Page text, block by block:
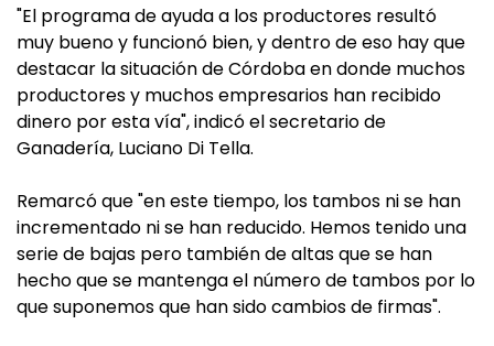
"El programa de ayuda a los productores resultó
muy bueno y funcionó bien, y dentro de eso hay que
destacar la situación de Córdoba en donde muchos
productores y muchos empresarios han recibido
dinero por esta vía", indicó el secretario de
Ganadería, Luciano Di Tella.
Remarcó que "en este tiempo, los tambos ni se han
incrementado ni se han reducido. Hemos tenido una
serie de bajas pero también de altas que se han
hecho que se mantenga el número de tambos por lo
que suponemos que han sido cambios de firmas".